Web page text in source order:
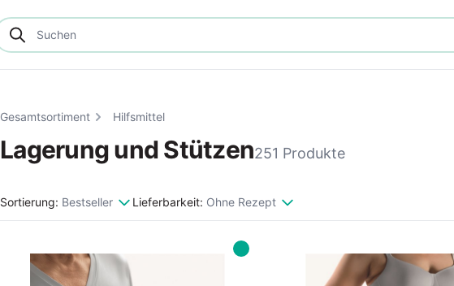
Gesamtsortiment Hilfsmittel
Lagerung und Stützen251 Produkte
Sortierung: Bestseller Lieferbarkeit: Ohne Rezept